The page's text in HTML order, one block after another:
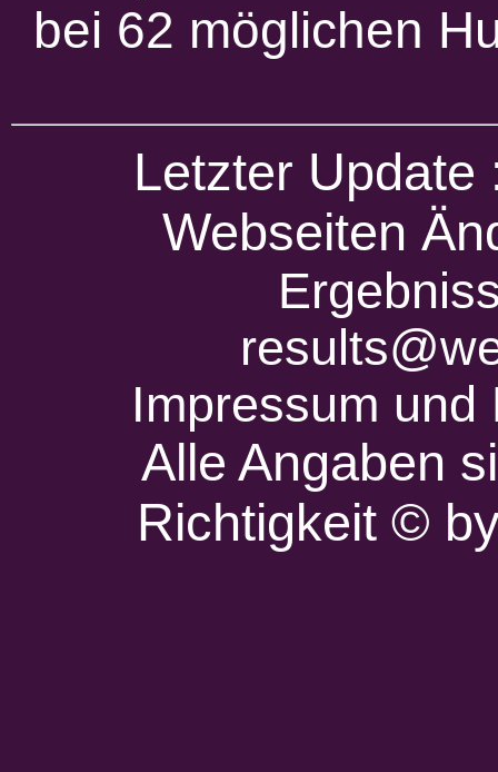
bei 62 möglichen
Letzter
Webseiten
Impressum
Alle Angaben
Richtigkeit ©